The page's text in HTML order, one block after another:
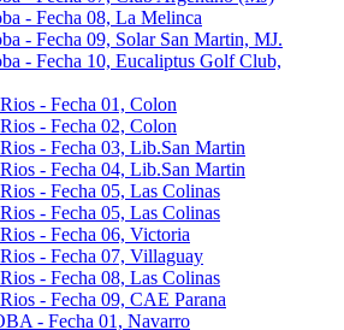
- Fecha 08, La Melinca
- Fecha 09, Solar San Martin, MJ.
- Fecha 10, Eucaliptus Golf Club,
- Fecha 01, Colon
- Fecha 02, Colon
- Fecha 03, Lib.San Martin
- Fecha 04, Lib.San Martin
- Fecha 05, Las Colinas
- Fecha 05, Las Colinas
- Fecha 06, Victoria
- Fecha 07, Villaguay
- Fecha 08, Las Colinas
- Fecha 09, CAE Parana
- Fecha 01, Navarro